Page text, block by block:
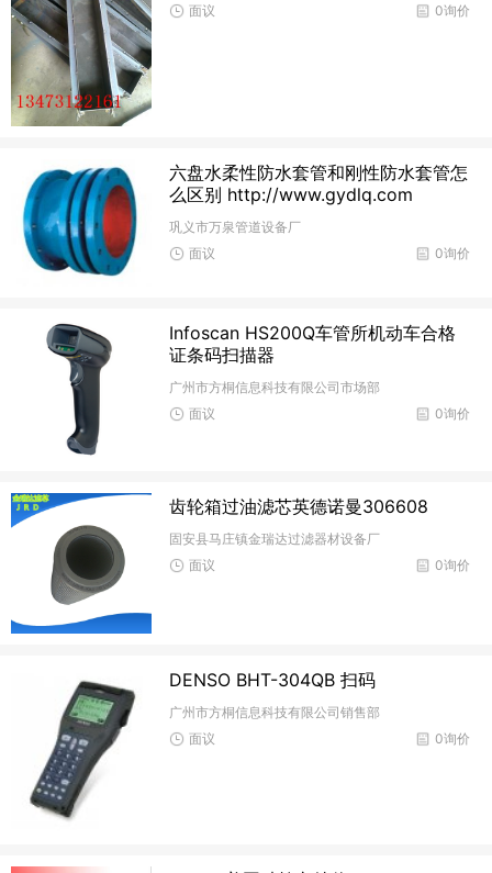
0询价
面议
六盘水柔性防水套管和刚性防水套管怎
么区别 http://www.gydlq.com
巩义市万泉管道设备厂
0询价
面议
Infoscan HS200Q车管所机动车合格
证条码扫描器
广州市方桐信息科技有限公司市场部
0询价
面议
齿轮箱过油滤芯英德诺曼306608
固安县马庄镇金瑞达过滤器材设备厂
0询价
面议
DENSO BHT-304QB 扫码
广州市方桐信息科技有限公司销售部
0询价
面议